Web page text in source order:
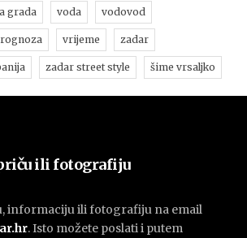
grada voda vodovod
vrijeme zadar
zadar street style šime vrsaljko
ili fotografiju
informaciju ili fotografiju na email
. Isto možete poslati i putem